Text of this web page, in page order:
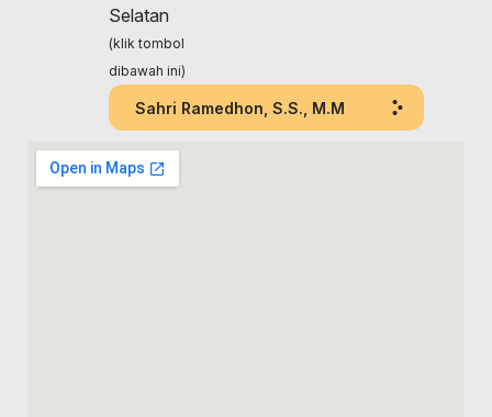
Selatan
(klik tombol
dibawah ini)
Sahri Ramedhon, S.S., M.M